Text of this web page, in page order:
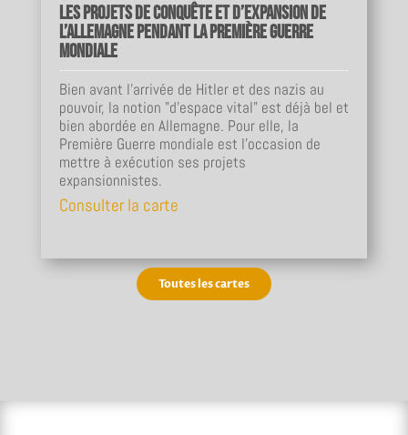
Les projets de conquête et d’expansion de
l’Allemagne pendant la Première Guerre
mondiale
Bien avant l’arrivée de Hitler et des nazis au
pouvoir, la notion "d’espace vital" est déjà bel et
bien abordée en Allemagne. Pour elle, la
Première Guerre mondiale est l’occasion de
mettre à exécution ses projets
expansionnistes.
Consulter la carte
Toutes les cartes